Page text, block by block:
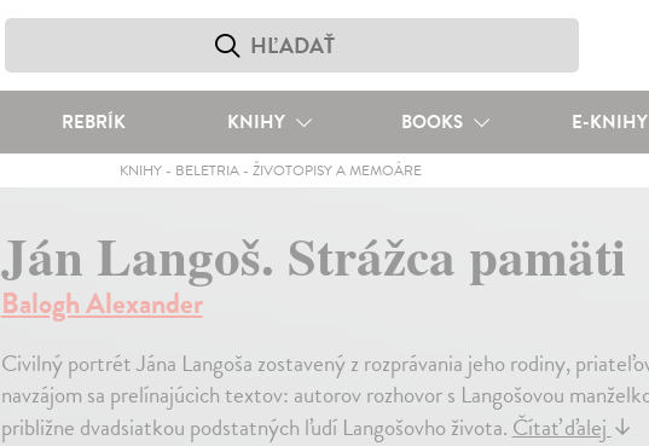
REBRÍK KNIHY BOOKS E-KNIHY
KNIHY- BELETRIA- ŽIVOTOPISY A MEMOÁRE
Ján Langoš. Strážca pamäti
Balogh Alexander
Civilný portrét Jána Langoša zostavený z rozprávania jeho rodiny,
navzájom sa prelínajúcich textov: autorov rozhovor s Langošovou
približne dvadsiatkou podstatných ľudí Langošovho života.Čítať ďalej↓